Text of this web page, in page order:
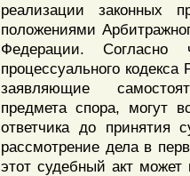
реализации законных
положениями
Федерации.
процессуального
заявляющие
предмета спора, могут
ответчика до принятия
рассмотрение дела в
этот судебный акт